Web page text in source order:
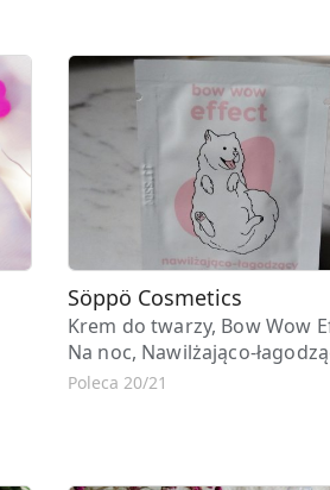
Söppö Cosmetics
Krem do twarzy, Bow Wow
Na noc, Nawilżająco-
Poleca 20/21